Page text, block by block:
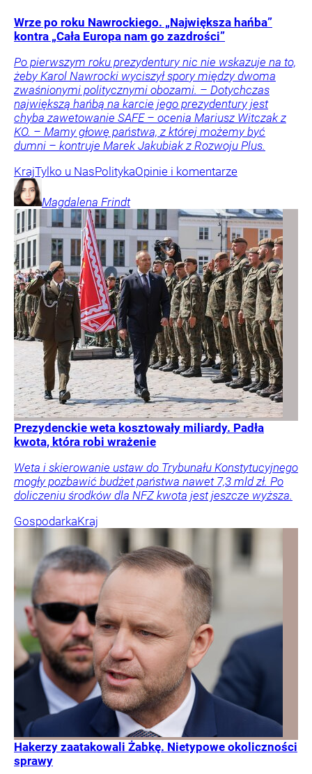
Wrze po roku Nawrockiego. „Największa hańba”
kontra „Cała Europa nam go zazdrości”
Po pierwszym roku prezydentury nic nie wskazuje na to,
żeby Karol Nawrocki wyciszył spory między dwoma
zwaśnionymi politycznymi obozami. – Dotychczas
największą hańbą na karcie jego prezydentury jest
chyba zawetowanie SAFE – ocenia Mariusz Witczak z
KO. – Mamy głowę państwa, z której możemy być
dumni – kontruje Marek Jakubiak z Rozwoju Plus.
KrajTylko u NasPolitykaOpinie i komentarze
Magdalena Frindt
Prezydenckie weta kosztowały miliardy. Padła
kwota, która robi wrażenie
Weta i skierowanie ustaw do Trybunału Konstytucyjnego
mogły pozbawić budżet państwa nawet 7,3 mld zł. Po
doliczeniu środków dla NFZ kwota jest jeszcze wyższa.
GospodarkaKraj
Hakerzy zaatakowali Żabkę. Nietypowe okoliczności
sprawy